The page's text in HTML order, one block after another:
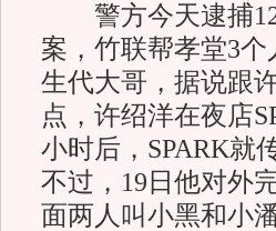
警方今天逮捕12
案，竹联帮孝堂3
生代大哥，据说跟
点，许绍洋在夜店
小时后，SPARK就
不过，19日他对外
面两人叫小黑和小